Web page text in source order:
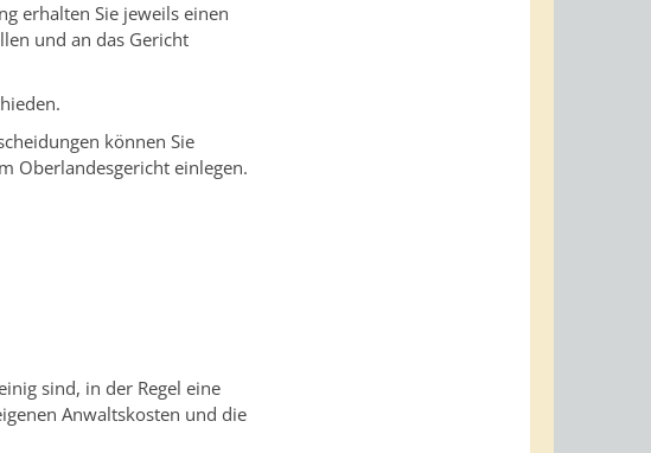
erhalten Sie jeweils einen
und an das Gericht
können Sie
Oberlandesgericht einlegen.
sind, in der Regel eine
Anwaltskosten und die